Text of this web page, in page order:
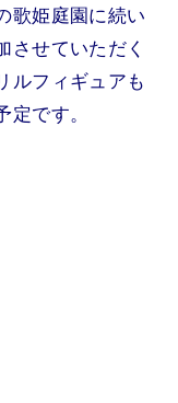
歌姫庭園に続い
させていただく
ルフィギュアも
です。